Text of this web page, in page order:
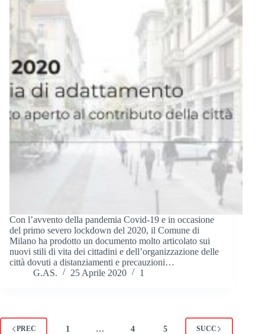
Con l’avvento della pandemia Covid-19 e in occasione
del primo severo lockdown del 2020, il Comune di
Milano ha prodotto un documento molto articolato sui
nuovi stili di vita dei cittadini e dell’organizzazione delle
città dovuti a distanziamenti e precauzioni…
G.AS.
25 Aprile 2020 1
PREC 1 … 4 5 SUCC